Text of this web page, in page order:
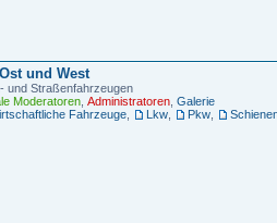
und West
und Straßenfahrzeugen
Moderatoren Administratoren Galerie
Fahrzeuge Lkw Pkw